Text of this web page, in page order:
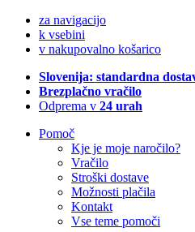
za navigacijo
k vsebini
v nakupovalno košarico
Slovenija: standardna
Brezplačno vračilo
Odprema v 24 urah
Pomoč
Kje je moje naročilo?
Vračilo
Stroški dostave
Možnosti plačila
Kontakt
Vse teme pomoči